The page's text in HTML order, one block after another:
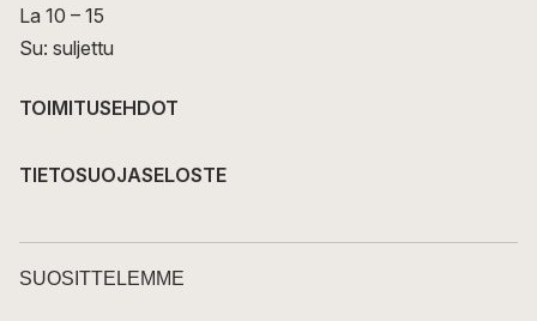
La 10 – 15
Su: suljettu
TOIMITUSEHDOT
TIETOSUOJASELOSTE
SUOSITTELEMME